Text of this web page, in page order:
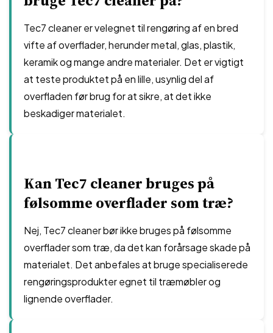
Tec7 cleaner er velegnet til rengøring af en bred
vifte af overflader, herunder metal, glas, plastik,
keramik og mange andre materialer. Det er vigtigt
at teste produktet på en lille, usynlig del af
overfladen før brug for at sikre, at det ikke
beskadiger materialet.
Kan Tec7 cleaner bruges på
følsomme overflader som træ?
Nej, Tec7 cleaner bør ikke bruges på følsomme
overflader som træ, da det kan forårsage skade på
materialet. Det anbefales at bruge specialiserede
rengøringsprodukter egnet til træmøbler og
lignende overflader.